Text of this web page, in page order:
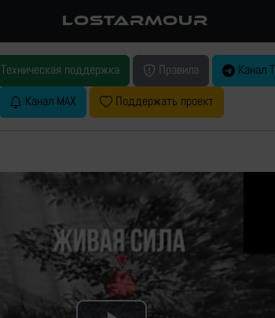
LOSTARMOUR
Техническая поддержка Правила Канал
Канал MAX
Поддержать проект